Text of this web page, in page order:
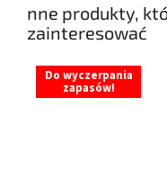
nne produkty,
zainteresować
Do wyczerpania
zapasów!